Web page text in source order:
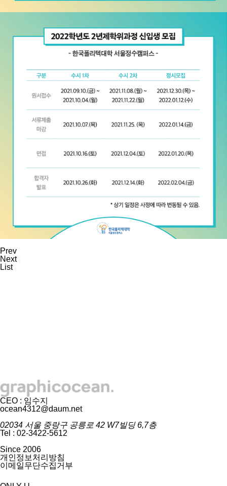
Prev
Next
List
CEO : 임수지
ocean4312@daum.net
02034 서울 중랑구 공릉로 42 W7빌딩 6,7층
Tel : 02-3422-5612
Since 2006
개인정보처리방침
이메일무단수집거부